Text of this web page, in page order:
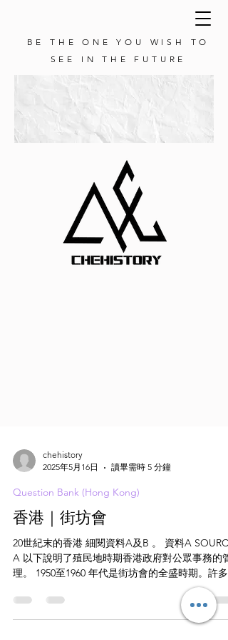
BE THE ONE YOU WISH TO
SEE IN THE FUTURE
chehistory
2025年5月16日
讀畢需時 5 分鐘
Question Bank (Hong Kong)
香港｜街坊會
20世紀末的香港 細閱資料A及B 。 資料A SOURCE
A 以下說明了殖民地時期香港政府對公眾事務的管
理。 1950至1960 年代是街坊會的全盛時期。許多
街坊會貢獻良多的領袖後來成為社會上的重要人
物，並獲得英國女王頒發勳章。過去，曾舉辦大規
模的街坊節，以表彰街坊會...